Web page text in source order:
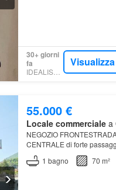
30+ giorni
fa
IDEALISTA.IT
55.000 €
Locale commercialea
NEGOZIO
CENTRALE di forte
spazio commerciale
1 bagno 70 m²